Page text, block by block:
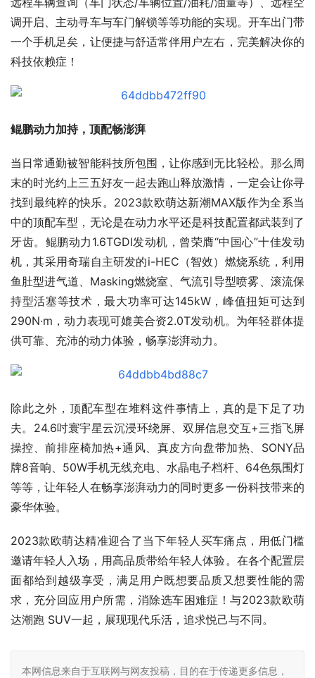
调开启、主动寻车与车门解锁等等功能的实现。开车出门带
一个手机足矣，让便捷与舒适常伴用户左右，完美解决你的
科技依赖症！
鲲鹏动力加持，顶配畅澎湃
当日常通勤被智能科技所包围，让你感到无比轻松。那么周
末的时光约上三五好友一起去跑山释放激情，一定会让你寻
找到最纯粹的快乐。2023款欧萌达新潮MAX版作为全系当
中的顶配车型，无论是在动力水平还是科技配置都武装到了
牙齿。鲲鹏动力1.6TGDI发动机，曾荣膺“中国心”十佳发动
机，其采用奇瑞自主研发的i-HEC（智效）燃烧系统，利用
鱼肚型进气道、Masking燃烧室、气流引导型喷雾、滚流保
持型活塞等技术，最大功率可达145kW，峰值扭矩可达到
290N·m，动力表现可媲美合资2.0T发动机。为年轻群体提
供可靠、充沛的动力体验，畅享澎湃动力。
除此之外，顶配车型在堆料这件事情上，真的是下足了功
夫。24.6吋寰宇星云沉浸环绕屏、双屏信息交互+三指飞屏
操控、前排座椅加热+通风、真皮方向盘带加热、SONY品
牌8音响、50W手机无线充电、水晶电子档杆、64色氛围灯
等等，让年轻人在畅享澎湃动力的同时更多一份科技带来的
豪华体验。
2023款欧萌达精准迎合了当下年轻人买车痛点，用低门槛
邀请年轻人入场，用高品质带给年轻人体验。在各个配置层
面都给到越级享受，满足用户既想要品质又想要性能的需
求，充分回应用户所需，消除选车困难症！与2023款欧萌
达潮跑 SUV一起，展现现代乐活，追求悦己与不同。
本网信息来自于互联网与网友投稿，目的在于传递更多信息，